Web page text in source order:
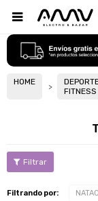

HOME
FITNESS
Filtrando por: